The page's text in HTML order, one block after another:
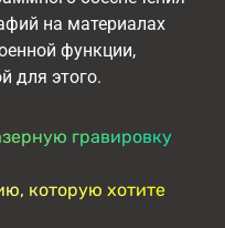
на материалах
функции,
для этого.
гравировку
которую хотите